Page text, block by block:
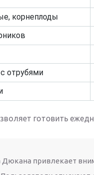
корнеплоды
отрубями
готовить
Дюкана привлекает